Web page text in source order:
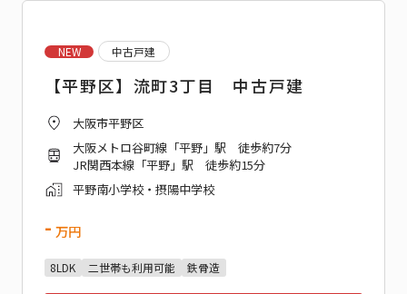
NEW 中古戸建
【平野区】流町3丁目 中古戸建
大阪市平野区
大阪メトロ谷町線「平野」駅 徒歩約7分
JR関西本線「平野」駅 徒歩約15分
平野南小学校・摂陽中学校
- 万円
8LDK 二世帯も利用可能 鉄骨造